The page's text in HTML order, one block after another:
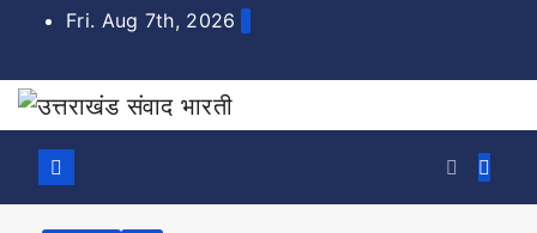
Fri. Aug 7th, 2026